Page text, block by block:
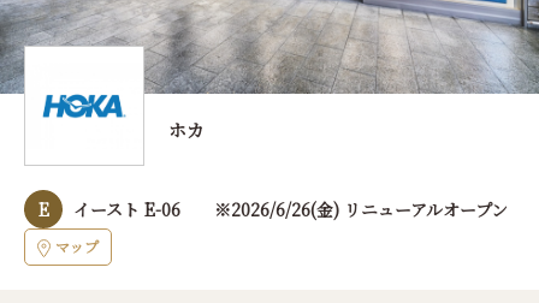
ホカ
E イースト E-06 ※2026/6/26(金) リニューアルオープン
マップ